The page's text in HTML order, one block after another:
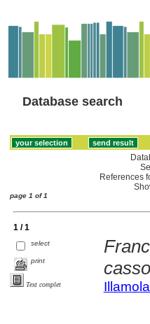
Database search
References
page 1 of 1
1 / 1
select
print
Text complet